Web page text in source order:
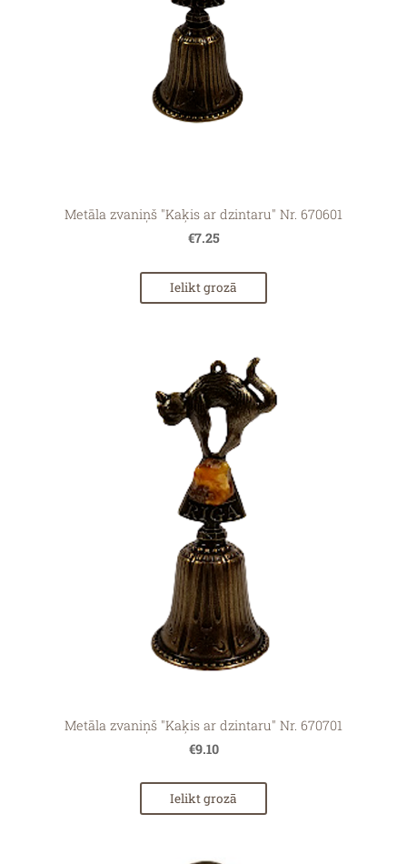
Metāla zvaniņš "Kaķis ar dzintaru" Nr. 670601
€7.25
Ielikt grozā
Metāla zvaniņš "Kaķis ar dzintaru" Nr. 670701
€9.10
Ielikt grozā